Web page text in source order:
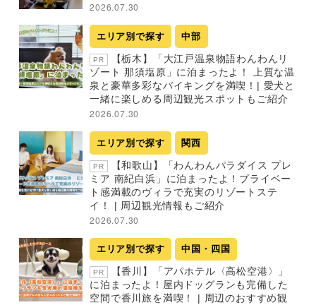
2026.07.30
エリア別で探す 中部
PR
【栃木】「大江戸温泉物語わんわんリ
ゾート 那須塩原」に泊まったよ！ 上質な温
泉と豪華多彩なバイキングを満喫！| 愛犬と
一緒に楽しめる周辺観光スポットもご紹介
2026.07.30
エリア別で探す 関西
PR
【和歌山】「わんわんパラダイス プレ
ミア 南紀白浜」に泊まったよ！プライベー
ト感満載のヴィラで充実のリゾートステ
イ！ | 周辺観光情報もご紹介
2026.07.30
エリア別で探す 中国・四国
PR
【香川】「アパホテル〈高松空港〉」
に泊まったよ！屋内ドッグランも完備した
空間で香川旅を満喫！ | 周辺のおすすめ観